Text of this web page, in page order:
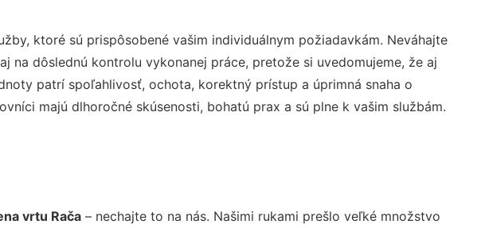
ktoré sú prispôsobené vašim individuálnym požiadavkám. Neváhajte
na dôslednú kontrolu vykonanej práce, pretože si uvedomujeme, že aj
patrí spoľahlivosť, ochota, korektný prístup a úprimná snaha o
majú dlhoročné skúsenosti, bohatú prax a sú plne k vašim službám.
vrtu Rača– nechajte to na nás. Našimi rukami prešlo veľké množstvo